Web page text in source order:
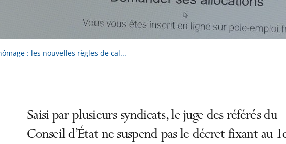
: les nouvelles règles de cal...
Saisi par plusieurs syndicats, le juge des référés du
Conseil d’État ne suspend pas le décret fixant au